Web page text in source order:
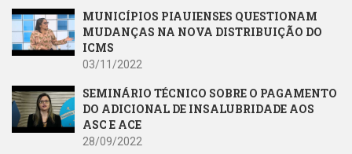
MUNICÍPIOS PIAUIENSES QUESTIONAM
MUDANÇAS NA NOVA DISTRIBUIÇÃO DO
ICMS
03/11/2022
SEMINÁRIO TÉCNICO SOBRE O PAGAMENTO
DO ADICIONAL DE INSALUBRIDADE AOS
ASC E ACE
28/09/2022